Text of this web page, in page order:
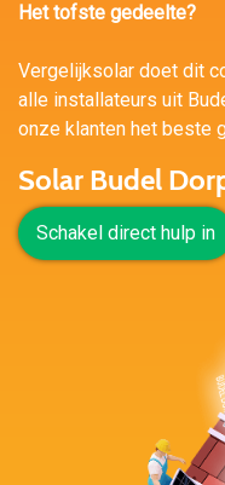
Het tofste gedeelte?
Vergelijksolar doet dit
alle installateurs uit
onze klanten het beste
Solar Budel
Schakel direct hulp in